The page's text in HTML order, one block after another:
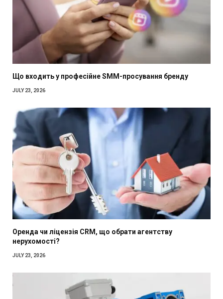
Що входить у професійне SMM-просування бренду
JULY 23, 2026
Оренда чи ліцензія CRM, що обрати агентству
нерухомості?
JULY 23, 2026